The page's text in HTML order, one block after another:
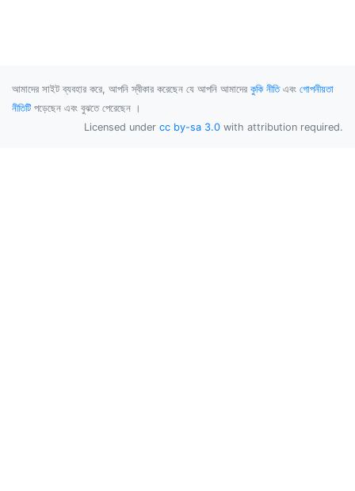
আমাদের সাইট ব্যবহার করে, আপনি স্বীকার করেছেন যে আপনি আমাদের কুকি নীতিএবং গোপনীয়তা
নীতিটি পড়েছেন এবং বুঝতে পেরেছেন ।
Licensed under cc by-sa 3.0 with attribution required.